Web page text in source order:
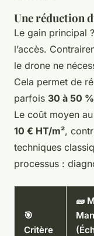
Une réduction
Le gain principal
l’accès.
le drone ne
Cela permet de
parfois 30 à 50 %
Le coût moyen
10 € HT/m²,
techniques
processus :
🎯
Critère
🧱